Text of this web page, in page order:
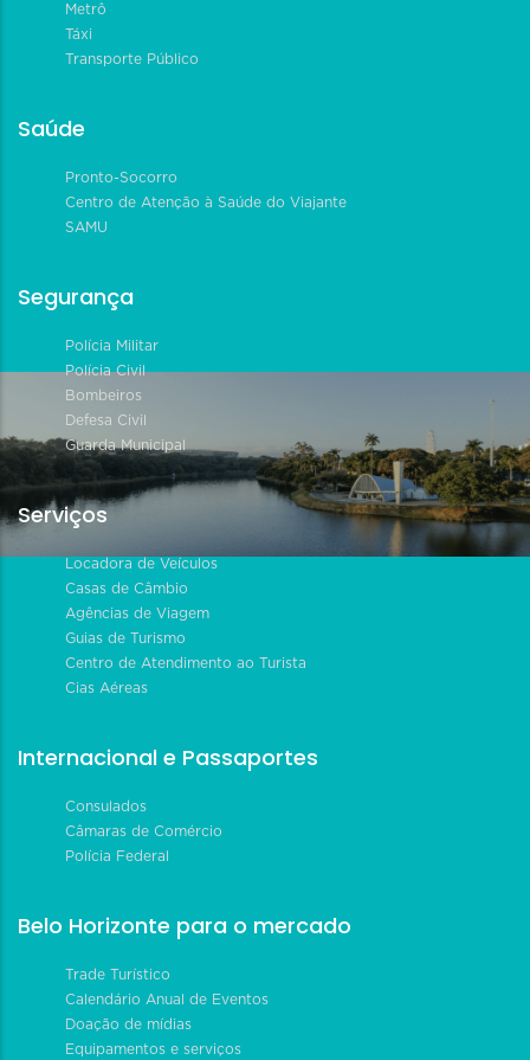
Metrô
Táxi
Transporte Público
Saúde
Pronto-Socorro
Centro de Atenção à Saúde do Viajante
SAMU
Segurança
Polícia Militar
Polícia Civil
Bombeiros
Defesa Civil
Guarda Municipal
Serviços
Locadora de Veículos
Casas de Câmbio
Agências de Viagem
Guias de Turismo
Centro de Atendimento ao Turista
Cias Aéreas
Internacional e Passaportes
Consulados
Câmaras de Comércio
Polícia Federal
Belo Horizonte para o mercado
Trade Turístico
Calendário Anual de Eventos
Doação de mídias
Equipamentos e serviços